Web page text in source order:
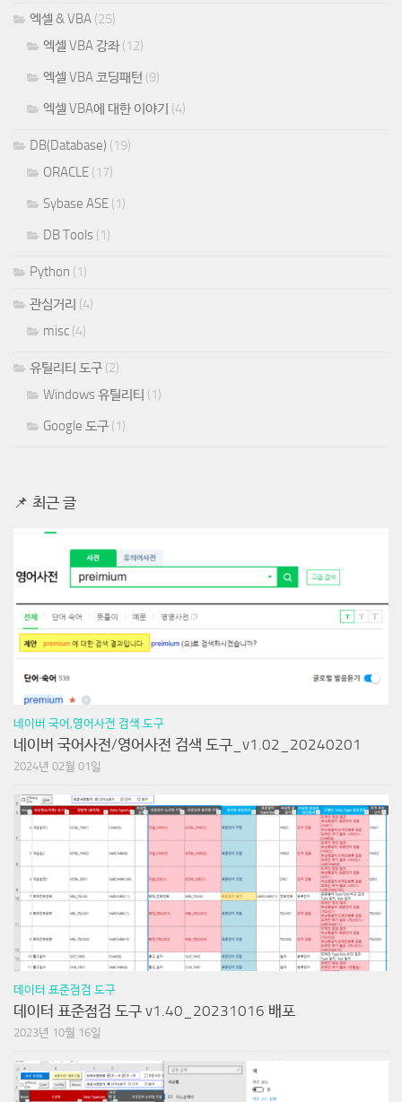
엑셀 & VBA (25)
엑셀 VBA 강좌(12)
엑셀 VBA 코딩패턴 (9)
엑셀 VBA에 대한 이야기 (4)
DB(Database) (19)
ORACLE (17)
Sybase ASE (1)
DB Tools (1)
Python (1)
관심거리 (4)
misc (4)
유틸리티 도구 (2)
Windows 유틸리티 (1)
Google 도구 (1)
📌 최근 글
네이버 국어,영어사전 검색 도구
네이버 국어사전/영어사전 검색 도구_v1.02_20240201
2024년 02월 01일
데이터 표준점검 도구
데이터 표준점검 도구 v1.40_20231016 배포
2023년 10월 16일